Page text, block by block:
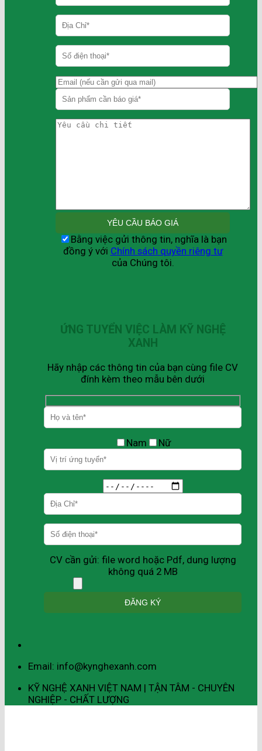
Bằng việc gửi thông tin, nghĩa là bạn
đồng ý với Chính sách quyền riêng tư
của Chúng tôi.
ỨNG TUYỂN VIỆC LÀM KỸ NGHỆ
XANH
Hãy nhập các thông tin của bạn cùng file CV
đính kèm theo mẫu bên dưới
Nam Nữ
CV cần gửi: file word hoặc Pdf, dung lượng
không quá 2 MB
Email: info@kynghexanh.com
KỸ NGHỆ XANH VIỆT NAM | TẬN TÂM - CHUYÊN
NGHIỆP - CHẤT LƯỢNG